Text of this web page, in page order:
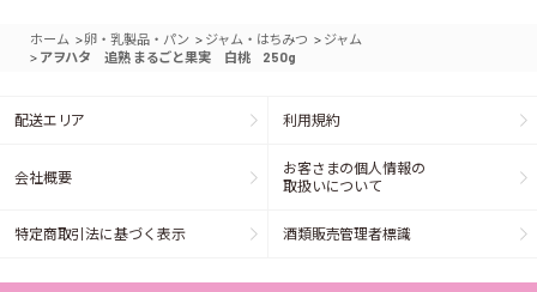
ホーム >卵・乳製品・パン > ジャム・はちみつ > ジャム
> アヲハタ 追熟 まるごと果実 白桃 250g
配送エリア 利用規約
会社概要
お客さまの個人情報の
取扱いについて
特定商取引法に基づく表示 酒類販売管理者標識